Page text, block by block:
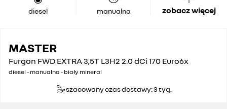
diesel manualna zobacz więcej
MASTER
Furgon FWD EXTRA 3,5T L3H2 2.0 dCi 170 Euro6x
diesel - manualna - biały mineral
szacowany czas dostawy: 3 tyg.